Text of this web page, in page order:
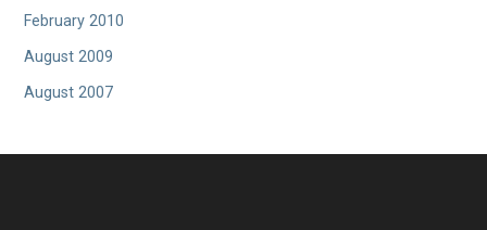
February 2010
August 2009
August 2007